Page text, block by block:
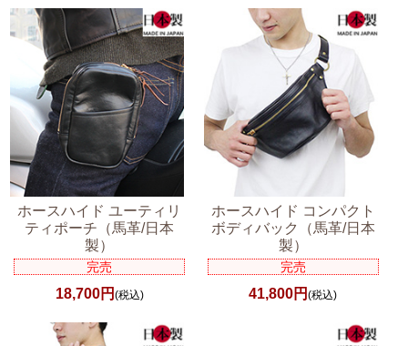
ホースハイド ユーティリ
ティポーチ（馬革/日本
製）
完売
18,700円 (税込)
ホースハイド コンパクト
ボディバック（馬革/日本
製）
完売
41,800円(税込)